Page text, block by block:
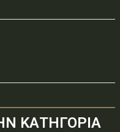
ΚΑΤΗΓΟΡΙΑ